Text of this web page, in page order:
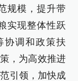
规模，提升带
实现整体性跃
协调和政策扶
，为高效推进
引领，加快成